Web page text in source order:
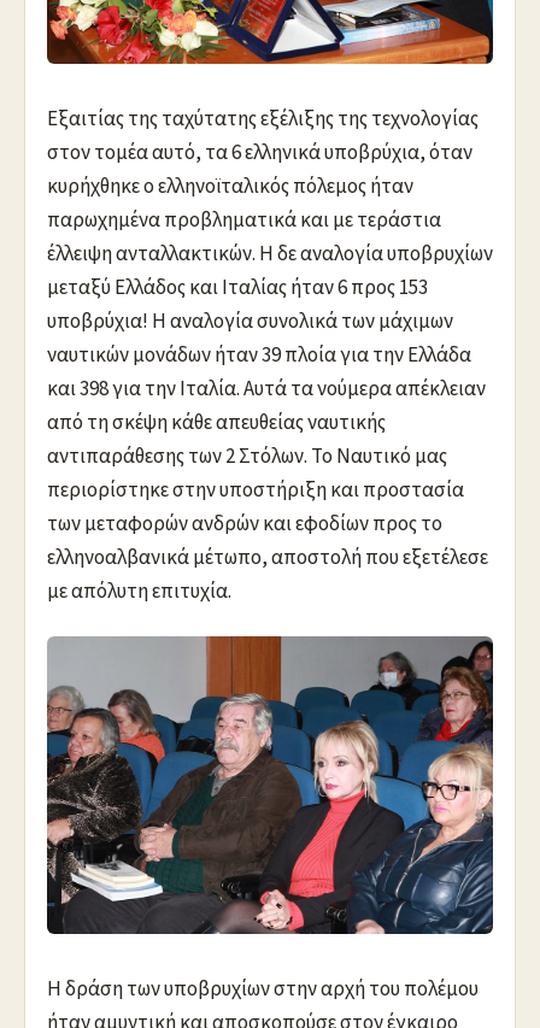
Εξαιτίας της ταχύτατης εξέλιξης της τεχνολογίας
στον τομέα αυτό, τα 6 ελληνικά υποβρύχια, όταν
κυρήχθηκε ο ελληνοϊταλικός πόλεμος ήταν
παρωχημένα προβληματικά και με τεράστια
έλλειψη ανταλλακτικών. Η δε αναλογία υποβρυχίων
μεταξύ Ελλάδος και Ιταλίας ήταν 6 προς 153
υποβρύχια! Η αναλογία συνολικά των μάχιμων
ναυτικών μονάδων ήταν 39 πλοία για την Ελλάδα
και 398 για την Ιταλία. Αυτά τα νούμερα απέκλειαν
από τη σκέψη κάθε απευθείας ναυτικής
αντιπαράθεσης των 2 Στόλων. Το Ναυτικό μας
περιορίστηκε στην υποστήριξη και προστασία
των μεταφορών ανδρών και εφοδίων προς το
ελληνοαλβανικά μέτωπο, αποστολή που εξετέλεσε
με απόλυτη επιτυχία.
Η δράση των υποβρυχίων στην αρχή του πολέμου